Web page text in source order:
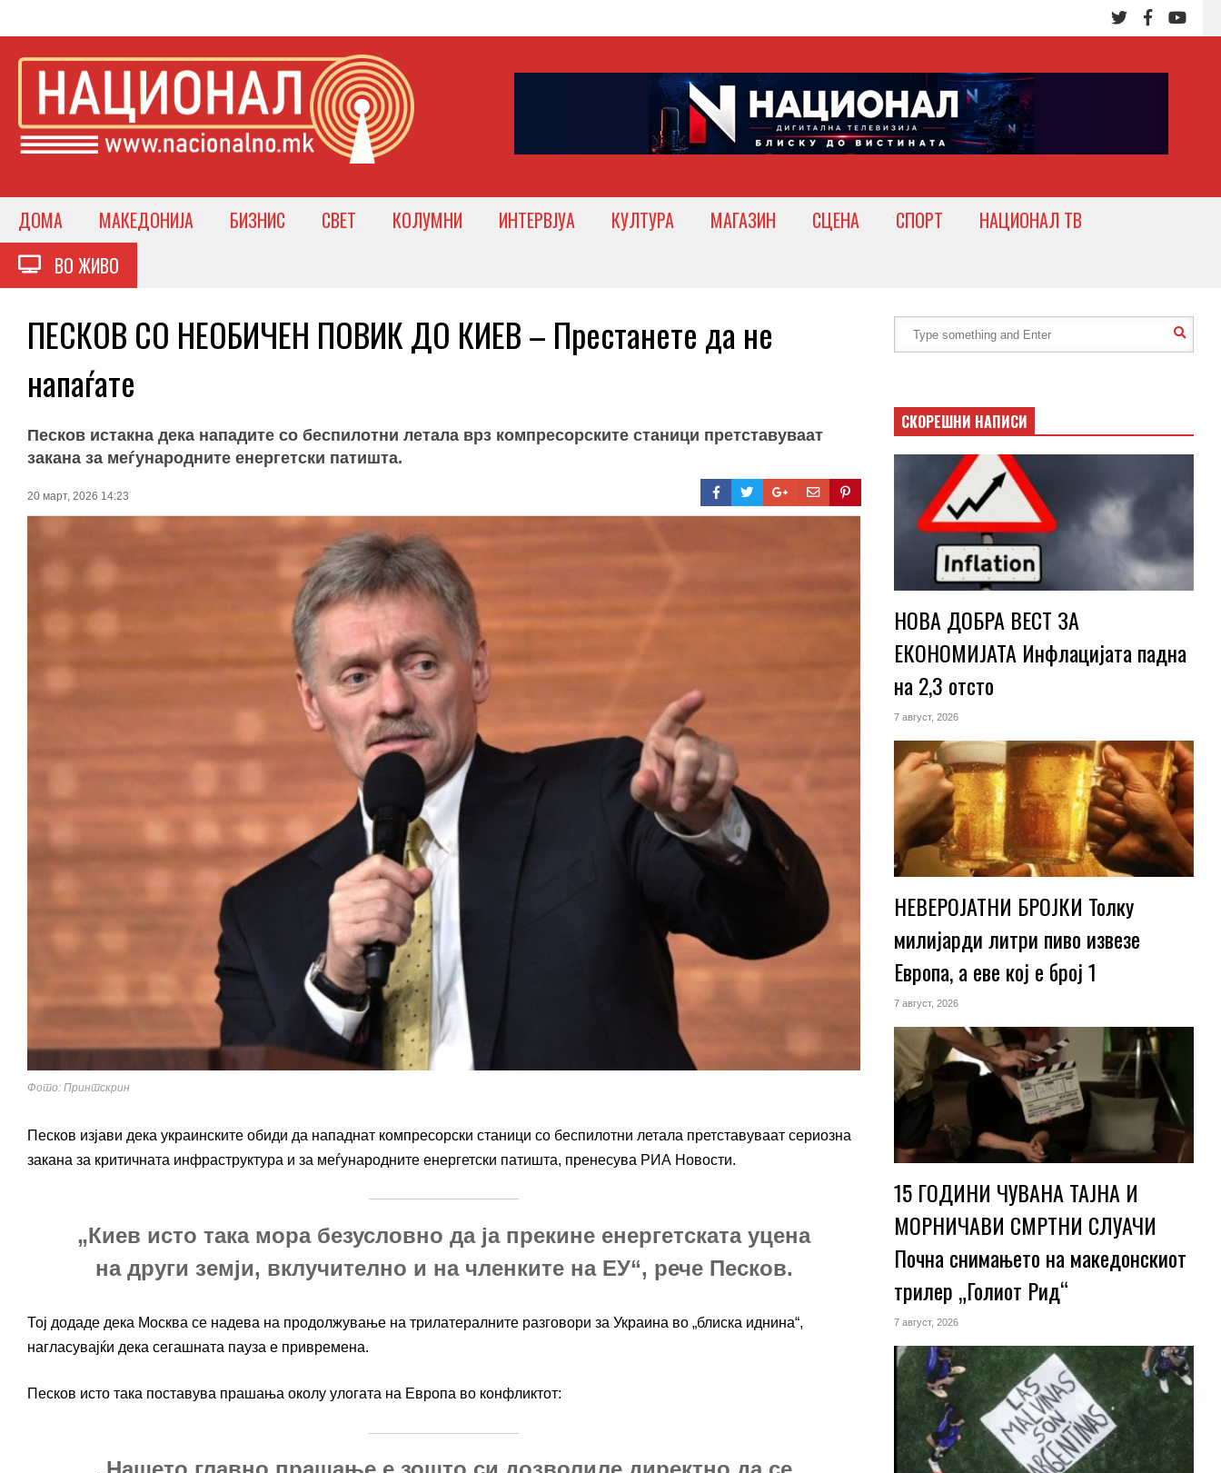
ДОМА МАКЕДОНИЈА БИЗНИС СВЕТ КОЛУМНИ ИНТЕРВЈУА КУЛТУРА МАГАЗИН СЦЕНА СПОРТ
НАЦИОНАЛ ТВ
ВО ЖИВО
ПЕСКОВ СО НЕОБИЧЕН ПОВИК ДО КИЕВ – Престанете да не
напаѓате
Песков истакна дека нападите со беспилотни летала врз компресорските станици претставуваат
закана за меѓународните енергетски патишта.
20 март, 2026 14:23
Фото: Принтскрин
Песков изјави дека украинските обиди да нападнат компресорски станици со беспилотни летала претставуваат сериозна
закана за критичната инфраструктура и за меѓународните енергетски патишта, пренесува РИА Новости.
„Киев исто така мора безусловно да ја прекине енергетската уцена
на други земји, вклучително и на членките на ЕУ“, рече Песков.
Тој додаде дека Москва се надева на продолжување на трилатералните разговори за Украина во „блиска иднина“,
нагласувајќи дека сегашната пауза е привремена.
Песков исто така поставува прашања околу улогата на Европа во конфликтот:
СКОРЕШНИ НАПИСИ
НОВА ДОБРА ВЕСТ ЗА
ЕКОНОМИЈАТА Инфлацијата падна
на 2,3 отсто
7 август, 2026
НЕВЕРОЈАТНИ БРОЈКИ Толку
милијарди литри пиво извезе
Европа, а еве кој е број 1
7 август, 2026
15 ГОДИНИ ЧУВАНА ТАЈНА И
МОРНИЧАВИ СМРТНИ СЛУАЧИ
Почна снимањето на македонскиот
трилер „Голиот Рид“
7 август, 2026